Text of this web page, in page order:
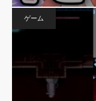
ゲーム